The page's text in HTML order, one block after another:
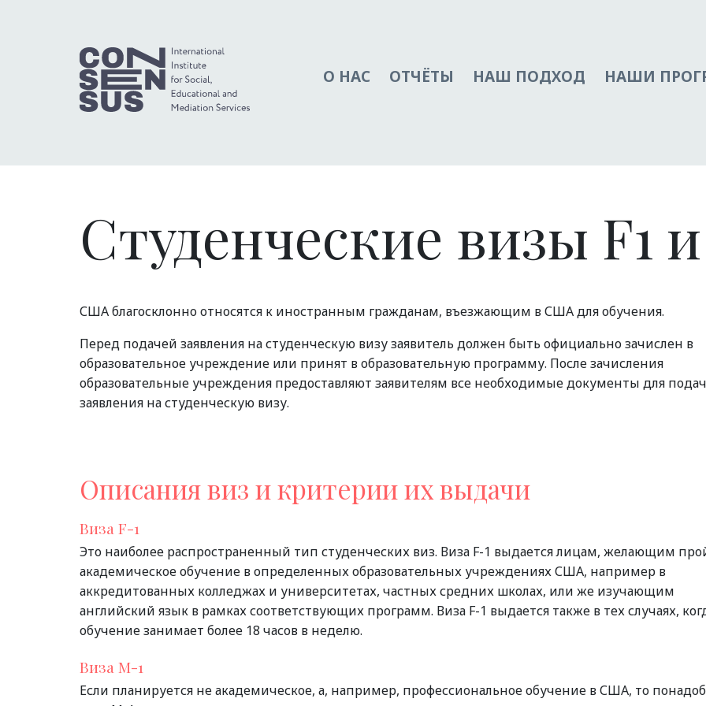
О НАС ОТЧЁТЫ НАШ ПОДХОД НАШИ
Студенческие визы F1
США благосклонно относятся к иностранным гражданам, въезжающим в США для обучения.
Перед подачей заявления на студенческую визу заявитель должен быть официально зачислен в
образовательное учреждение или принят в образовательную программу. После зачисления
образовательные учреждения предоставляют заявителям все необходимые документы для
заявления на студенческую визу.
Описания виз и критерии их выдачи
Виза F-1
Это наиболее распространенный тип студенческих виз. Виза F-1 выдается лицам, желающим
академическое обучение в определенных образовательных учреждениях США, например в
аккредитованных колледжах и университетах, частных средних школах, или же изучающим
английский язык в рамках соответствующих программ. Виза F-1 выдается также в тех случаях,
обучение занимает более 18 часов в неделю.
Виза M-1
Если планируется не академическое, а, например, профессиональное обучение в США, то